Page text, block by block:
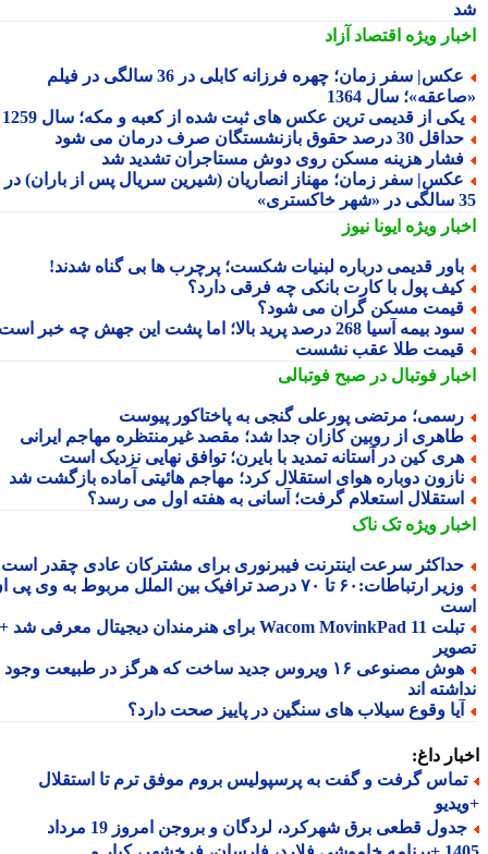
ویژهاقتصاد آزاد
عکس| سفر زمان؛ چهره فرزانه کابلی در 36 سالگی در فیلم
سال 1364
از قدیمی ترین عکس های ثبت شده از کعبه و مکه؛ سال 1259
30 درصد حقوق بازنشستگان صرف درمان می شود
هزینه مسکن روی دوش مستاجران تشدید شد
سفر زمان؛ مهناز انصاریان (شیرین سریال پس از باران) در
ویژهایونا نیوز
قدیمی درباره لبنیات شکست؛ پرچرب ها بی گناه شدند!
پول با کارت بانکی چه فرقی دارد؟
مسکن گران می شود؟
بیمه آسیا 268 درصد پرید بالا؛ اما پشت این جهش چه خبر است؟
طلا عقب نشست
فوتبال در صبح فوتبالی
مرتضی پورعلی گنجی به پاختاکور پیوست
از روبین کازان جدا شد؛ مقصد غیرمنتظره مهاجم ایرانی
کین در آستانه تمدید با بایرن؛ توافق نهایی نزدیک است
دوباره هوای استقلال کرد؛ مهاجم هائیتی آماده بازگشت شد
استعلام گرفت؛ آسانی به هفته اول می رسد؟
ویژهتک ناک
سرعت اینترنت فیبرنوری برای مشترکان عادی چقدر است؟
وزیر ارتباطات:۶۰ تا ۷۰ درصد ترافیک بین الملل مربوط به وی پی ان
تبلت Wacom MovinkPad 11 برای هنرمندان دیجیتال معرفی شد +
هوش مصنوعی ۱۶ ویروس جدید ساخت که هرگز در طبیعت وجود
اند
وقوع سیلاب های سنگین در پاییز صحت دارد؟
داغ:
گرفت و گفت به پرسپولیس بروم موفق ترم تا استقلال
جدول قطعی برق شهرکرد، لردگان و بروجن امروز 19 مرداد